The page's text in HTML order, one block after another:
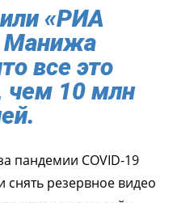
«РИА
Манижа
все это
чем 10 млн
пандемии COVID-19
резервное видео